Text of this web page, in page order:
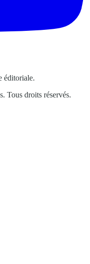
éditoriale.
Tous droits réservés.